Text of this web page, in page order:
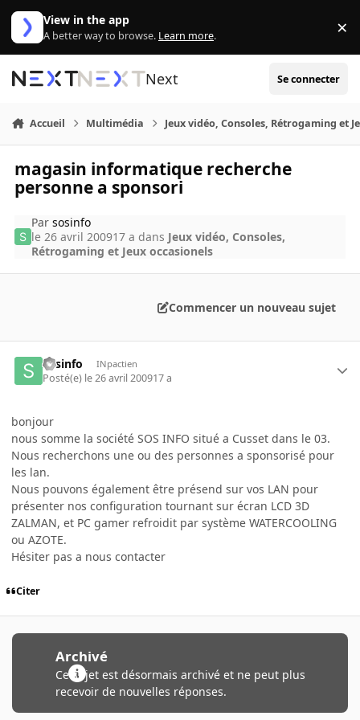
Aller au contenu
View in the app
A better way to browse. Learn more. ×
Next Se connecter
Accueil Multimédia Jeux vidéo, Consoles, Rétrogaming et
magasin informatique recherche
personne a sponsori
Parsosinfo
le 26 avril 200917 a dans Jeux vidéo, Consoles,
Rétrogaming et Jeux occasionels
Commencer un nouveau sujet
sosinfo INpactien
Posté(e) le 26 avril 200917 a
bonjour
nous somme la société SOS INFO situé a Cusset dans le 03.
Nous recherchons une ou des personnes a sponsorisé pour
les lan.
Nous pouvons également être présend sur vos LAN pour
présenter nos configuration tournant sur écran LCD 3D
ZALMAN, et PC gamer refroidit par système WATERCOOLING
ou AZOTE.
Hésiter pas a nous contacter
Citer
Archivé
Ce sujet est désormais archivé et ne peut plus
recevoir de nouvelles réponses.